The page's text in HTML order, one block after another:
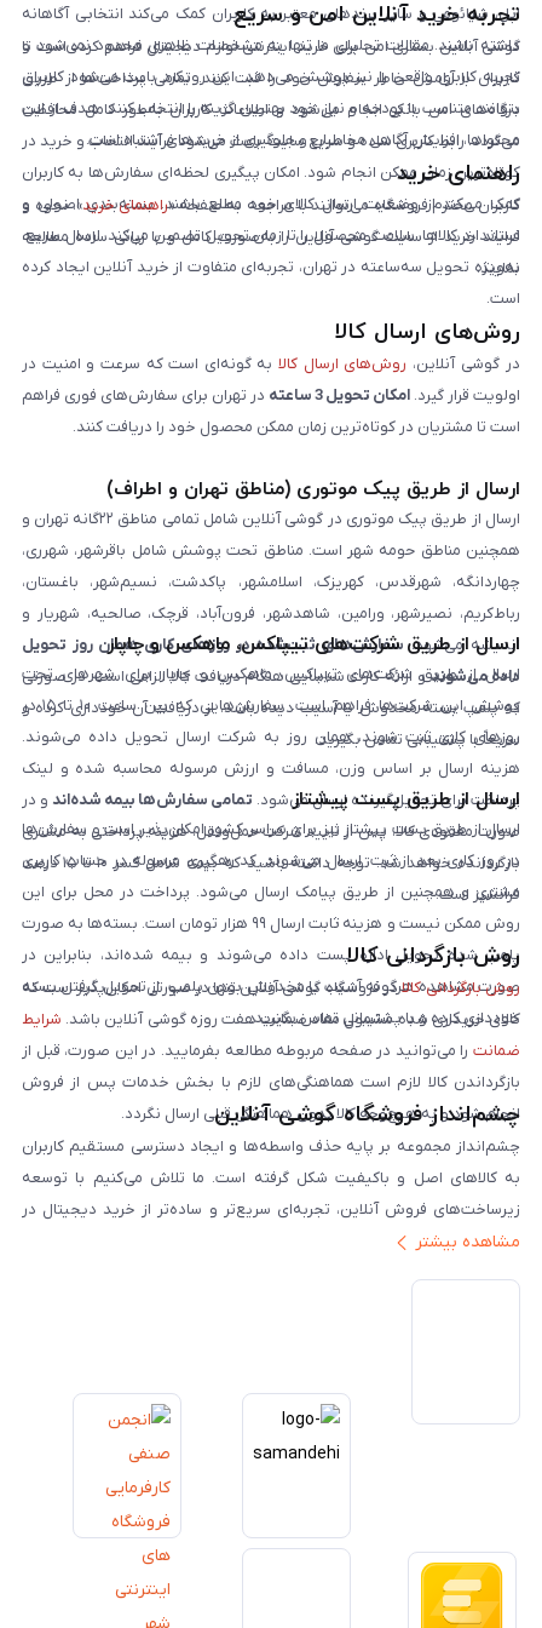
اپل، شیائومی و سایر برندهای معتبر به کاربران کمک می‌کند انتخابی آگاهانه
داشته باشند. مقالات تحلیلی ما تنها به مشخصات ظاهری محدود نمی‌شود و
تجربه کاربری واقعی را نیز پوشش می‌دهد. این رویکرد باعث می‌شود کاربران
بتوانند متناسب با بودجه و نیاز خود بهترین گزینه را انتخاب کنند. هدف از این
محتواها، افزایش آگاهی مخاطبان و جلوگیری از خریدهای اشتباه است.
تجربه خرید آنلاین امن و سریع
گوشی آنلاین بستری امن برای خرید اینترنتی لوازم دیجیتال فراهم کرده است تا
کاربران با آرامش خاطر سفارش خود را ثبت کنند. تمامی پرداخت‌ها از طریق
درگاه‌های امن بانکی انجام می‌شود و اطلاعات کاربران به‌طور کامل محافظت
می‌گردد. رابط کاربری ساده و سریع سایت باعث می‌شود فرآیند انتخاب و خرید در
کوتاه‌ترین زمان ممکن انجام شود. امکان پیگیری لحظه‌ای سفارش‌ها به کاربران
کمک می‌کند از وضعیت ارسال کالای خود مطلع باشند. بسته‌بندی اصولی و
استاندارد کالاها، سلامت محصول را تا زمان تحویل تضمین می‌کند. ارسال سریع،
به‌ویژه تحویل سه‌ساعته در تهران، تجربه‌ای متفاوت از خرید آنلاین ایجاد کرده
است.
راهنمای خرید
کاربران محترم فروشگاه می‌توانند با مراجعه به صفحه «راهنمای خرید»، نحوه و
فرایند خرید از سایت گوشی آنلاین را به‌صورت کامل و با زبانی ساده مطالعه
نمایند.
روش‌های ارسال کالا
در گوشی آنلاین، روش‌های ارسال کالا به گونه‌ای است که سرعت و امنیت در
اولویت قرار گیرد. امکان تحویل 3 ساعته
در تهران برای سفارش‌های فوری فراهم
است تا مشتریان در کوتاه‌ترین زمان ممکن محصول خود را دریافت کنند.
ارسال از طریق پیک موتوری (مناطق تهران و اطراف)
ارسال از طریق پیک موتوری در گوشی آنلاین شامل تمامی مناطق ۲۲گانه تهران و
همچنین مناطق حومه شهر است. مناطق تحت پوشش شامل باقرشهر، شهرری،
چهاردانگه، شهرقدس، کهریزک، اسلامشهر، پاکدشت، نسیم‌شهر، باغستان،
رباط‌کریم، نصیرشهر، ورامین، شاهدشهر، فرون‌آباد، قرچک، صالحیه، شهریار و
اندیشه می‌شود. سفارش‌های ثبت‌شده در روزهای کاری همان روز تحویل
داده می‌شوندو ارائه کارت شناسایی هنگام دریافت کالا الزامی است. در صورتی
که پلمپ بسته مخدوش یا آسیب دیده باشد، از دریافت آن خودداری کرده و
سریعاً با پشتیبانی تماس بگیرید.
ارسال از طریق شرکت‌های تیپاکس، ماهکس و چاپار
ارسال از طریق شرکت‌های تیپاکس، ماهکس و چاپار برای شهرهای تحت
پوشش این شرکت‌ها فراهم است. سفارش‌هایی که بین ساعت ۱۰ تا ۱۵ در
روزهای کاری ثبت شوند، همان روز به شرکت ارسال تحویل داده می‌شوند.
هزینه ارسال بر اساس وزن، مسافت و ارزش مرسوله محاسبه شده و لینک
پرداخت برای تحویل‌گیرنده ارسال می‌شود. تمامی سفارش‌ها بیمه شده‌اند و در
صورت مفقودی کالا، پس از تایید شرکت حمل‌ونقل، هزینه پرداختی به مشتری
بازگردانده خواهد شد. توجه داشته باشید که بیمه شامل کسر ۱۰ تا ۱۵ درصد
فرانشیز است.
ارسال از طریق پست پیشتاز
ارسال از طریق پست پیشتاز نیز برای سراسر کشور امکان‌پذیر است و سفارش‌ها
در روز کاری بعد از ثبت، ارسال می‌شوند. کد رهگیری مرسوله در حساب کاربری
مشتری و همچنین از طریق پیامک ارسال می‌شود. پرداخت در محل برای این
روش ممکن نیست و هزینه ثابت ارسال ۹۹ هزار تومان است. بسته‌ها به صورت
پلمپ شده تحویل اداره پست داده می‌شوند و بیمه شده‌اند، بنابراین در
صورت مشاهده هرگونه آسیب یا مخدوش بودن پلمپ، از تحویل گرفتن بسته
خودداری کرده و با پشتیبانی تماس بگیرید.
روش بازگردانی کالا
روش بازگردانی کالادر فروشگاه گوشی آنلاین تنها در صورتی امکان‌پذیر است که
کالای خریداری شده مشمول مفاد ضمانت هفت روزه گوشی آنلاین باشد. شرایط
ضمانت را می‌توانید در صفحه مربوطه مطالعه بفرمایید. در این صورت، قبل از
بازگرداندن کالا لازم است هماهنگی‌های لازم با بخش خدمات پس از فروش
انجام شود و به هیچ‌وجه کالا بدون هماهنگی قبلی ارسال نگردد.
چشم‌انداز فروشگاه گوشی آنلاین
چشم‌انداز مجموعه بر پایه حذف واسطه‌ها و ایجاد دسترسی مستقیم کاربران
به کالاهای اصل و باکیفیت شکل گرفته است. ما تلاش می‌کنیم با توسعه
زیرساخت‌های فروش آنلاین، تجربه‌ای سریع‌تر و ساده‌تر از خرید دیجیتال در
ایران ارائه دهیم. تبدیل‌شدن به مرجعی قابل اعتماد برای خرید کالای دیجیتال،
سمت تحقق این چشم‌انداز حرکت می‌کند.
مشاهده بیشتر